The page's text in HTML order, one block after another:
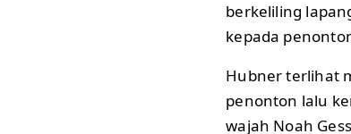
berkeliling
kepada
Hubner terlihat
penonton lalu
wajah Noah